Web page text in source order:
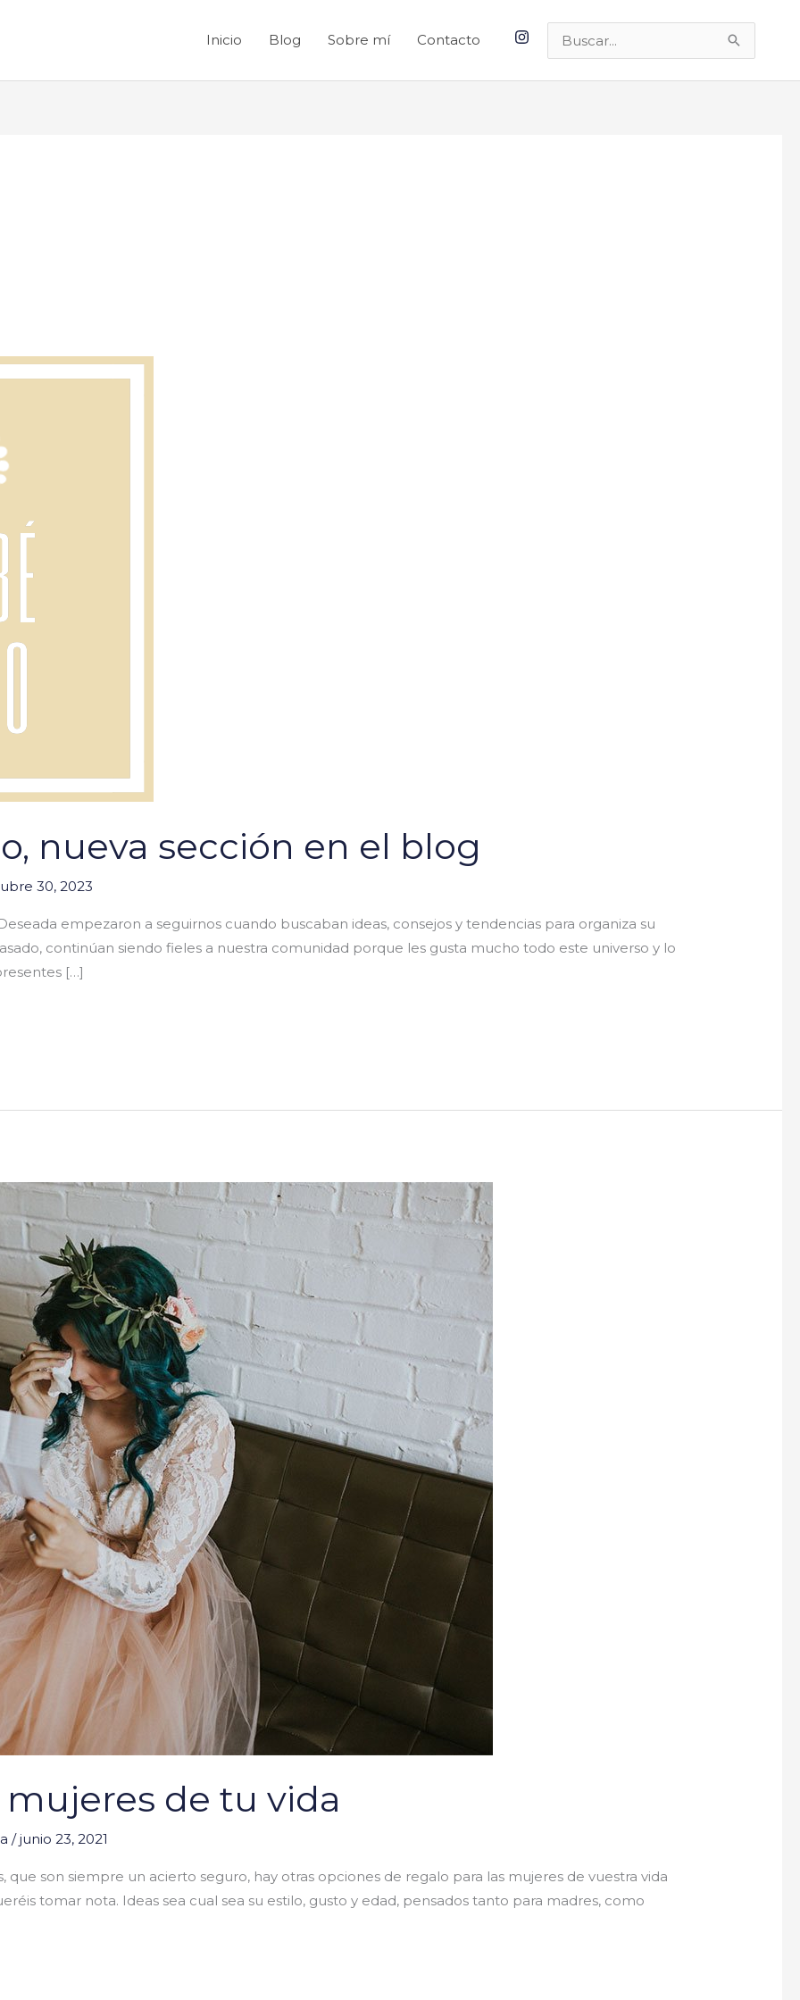
Inicio Blog Sobre mí Contacto
Buscar
por:
nueva sección en el blog
30, 2023
empezaron a seguirnos cuando buscaban ideas, consejos y tendencias para organiza su
continúan siendo fieles a nuestra comunidad porque les gusta mucho todo este universo y lo
[…]
mujeres de tu vida
/junio 23, 2021
que son siempre un acierto seguro, hay otras opciones de regalo para las mujeres de vuestra vida
tomar nota. Ideas sea cual sea su estilo, gusto y edad, pensados tanto para madres, como